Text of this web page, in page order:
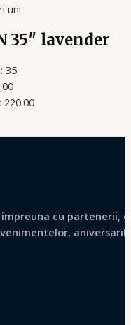
uni
35″ lavender
35
220.00
cu partenerii,